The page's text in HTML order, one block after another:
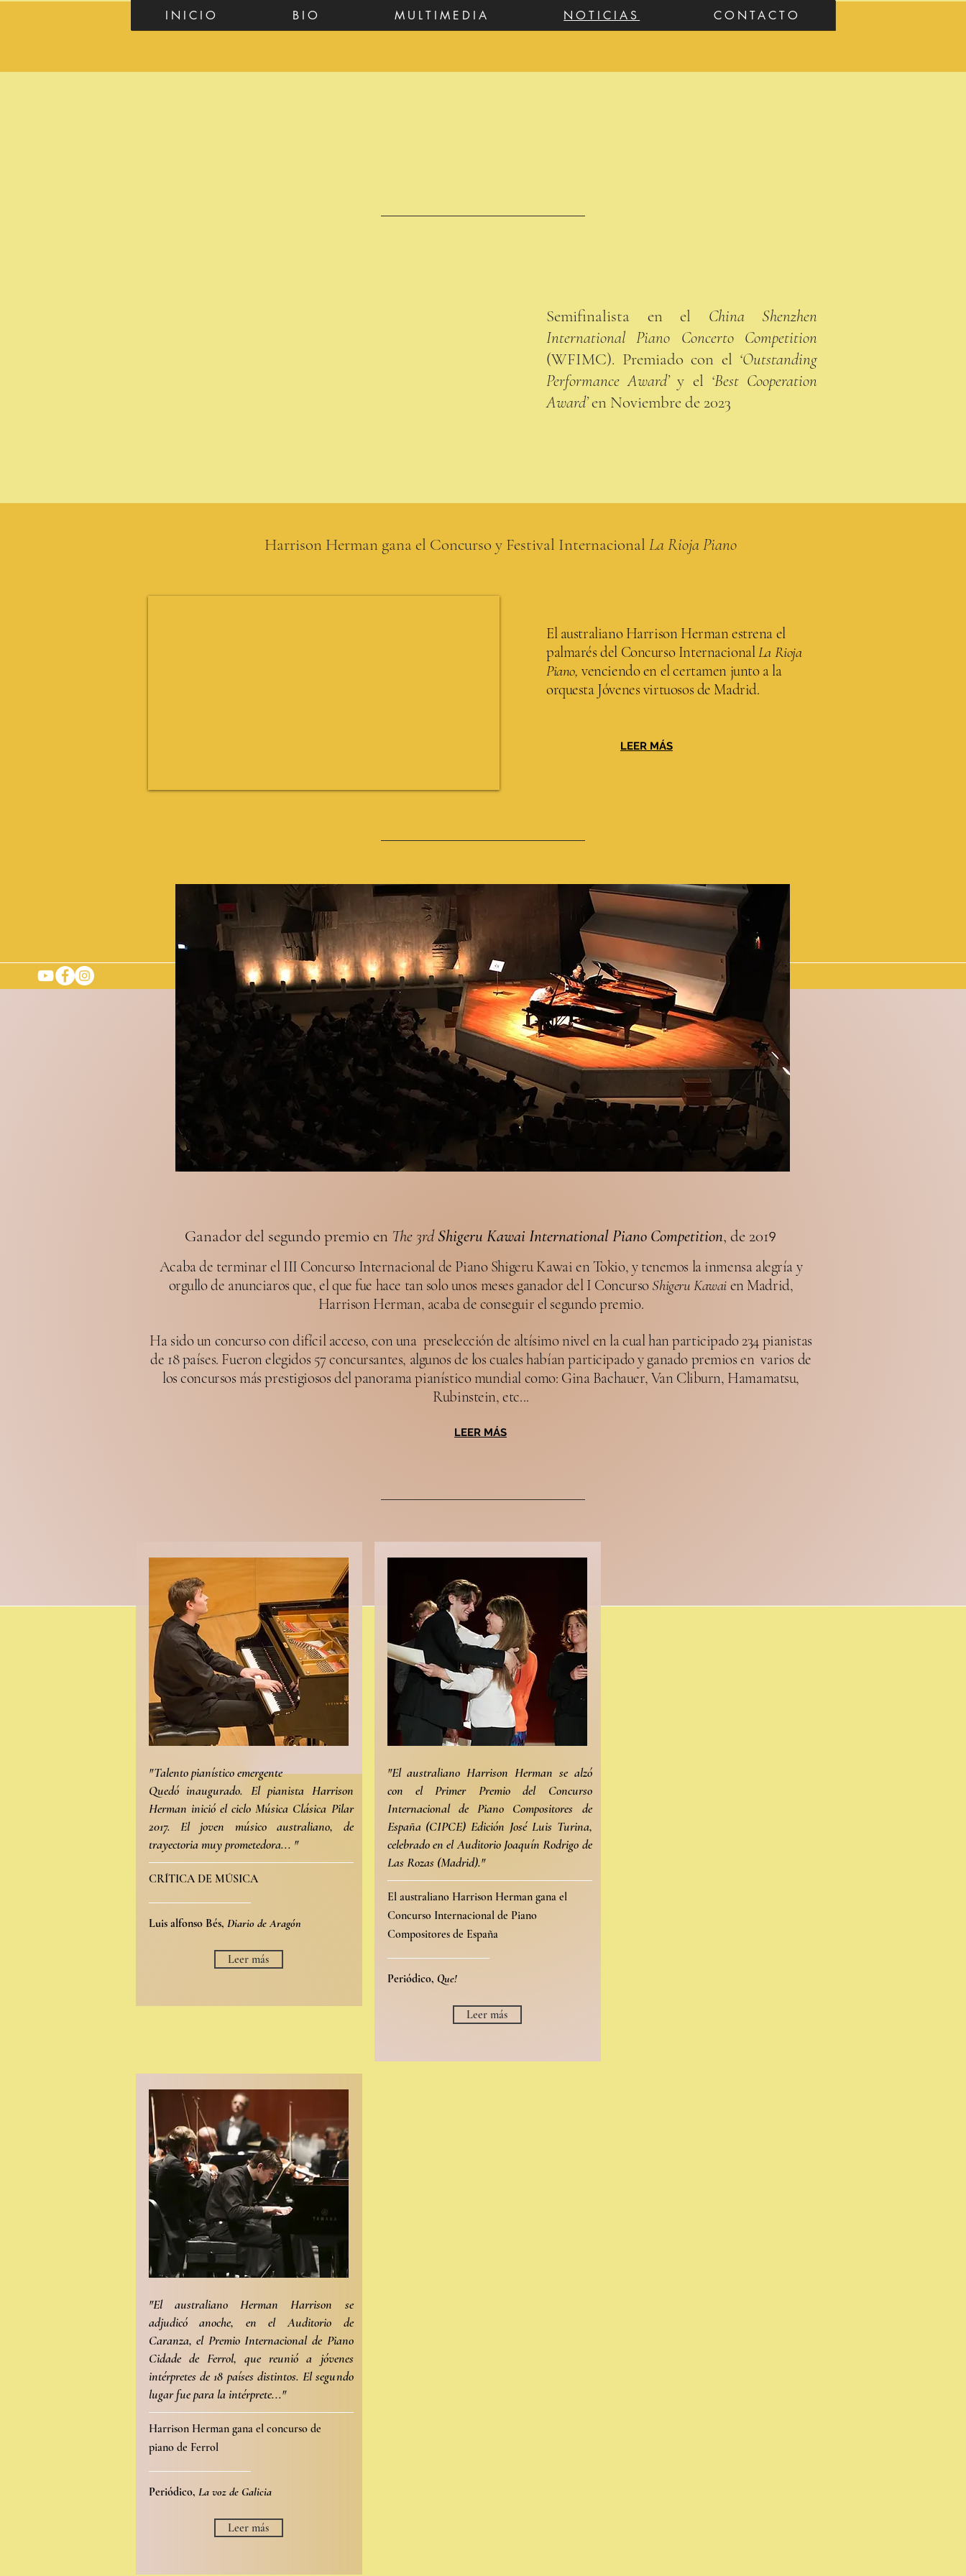
Semifinalista en el China Shenzhen
International Piano Concerto Competition
(WFIMC). Premiado con el ‘Outstanding
Performance Award’y el ‘Best Cooperation
Award’en Noviembre de 2023
Harrison Herman gana el Concurso y Festival Internacional La Rioja Piano
El australiano Harrison Herman estrena el
palmarés del Concurso InternacionalLa Rioja
Piano,venciendo en el certamen junto a la
orquesta Jóvenes virtuosos de Madrid.
LEER MÁS
Ganador del segundo premio en The 3rdShigeru Kawai International Piano Competition, de 2019
Acaba de terminar el III Concurso Internacional de Piano Shigeru Kawai en Tokio, y tenemos la inmensa alegría y
orgullo de anunciaros que, el que fue hace tan solo unos meses ganador del I Concurso Shigeru Kawai en Madrid,
Harrison Herman, acaba de conseguir el segundo premio.
Ha sido un concurso con difícil acceso, con una preselección de altísimo nivel en la cual han participado 234 pianistas
de 18 países. Fueron elegidos 57 concursantes, algunos de los cuales habían participado y ganado premios en varios de
los concursos más prestigiosos del panorama pianístico mundial como: Gina Bachauer, Van Cliburn, Hamamatsu,
Rubinstein, etc...
LEER MÁS
"Talento pianístico emergente
Quedó inaugurado. El pianista Harrison
Herman inició el ciclo Música Clásica Pilar
2017. El joven músico australiano, de
trayectoria muy prometedora... "
CRÍTICA DE MÚSICA
Luis alfonso Bés, Diario de Aragón
Leer más
"El australiano Harrison Herman se alzó
con el Primer Premio del Concurso
Internacional de Piano Compositores de
España (CIPCE) Edición José Luis Turina,
celebrado en el Auditorio Joaquín Rodrigo de
Las Rozas (Madrid)."
El australiano Harrison Herman gana el
Concurso Internacional de Piano
Compositores de España
Periódico, Que!
Leer más
"El australiano Herman Harrison se
adjudicó anoche, en el Auditorio de
Caranza, el Premio Internacional de Piano
Cidade de Ferrol, que reunió a jóvenes
intérpretes de 18 países distintos. El segundo
lugar fue para la intérprete..."
Harrison Herman gana el concurso de
piano de Ferrol
Periódico, La voz de Galicia
Leer más
INICIO BIO MULTIMEDIA NOTICIAS CONTACTO